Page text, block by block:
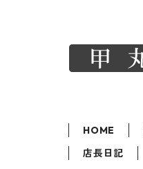
HOME
店長日記